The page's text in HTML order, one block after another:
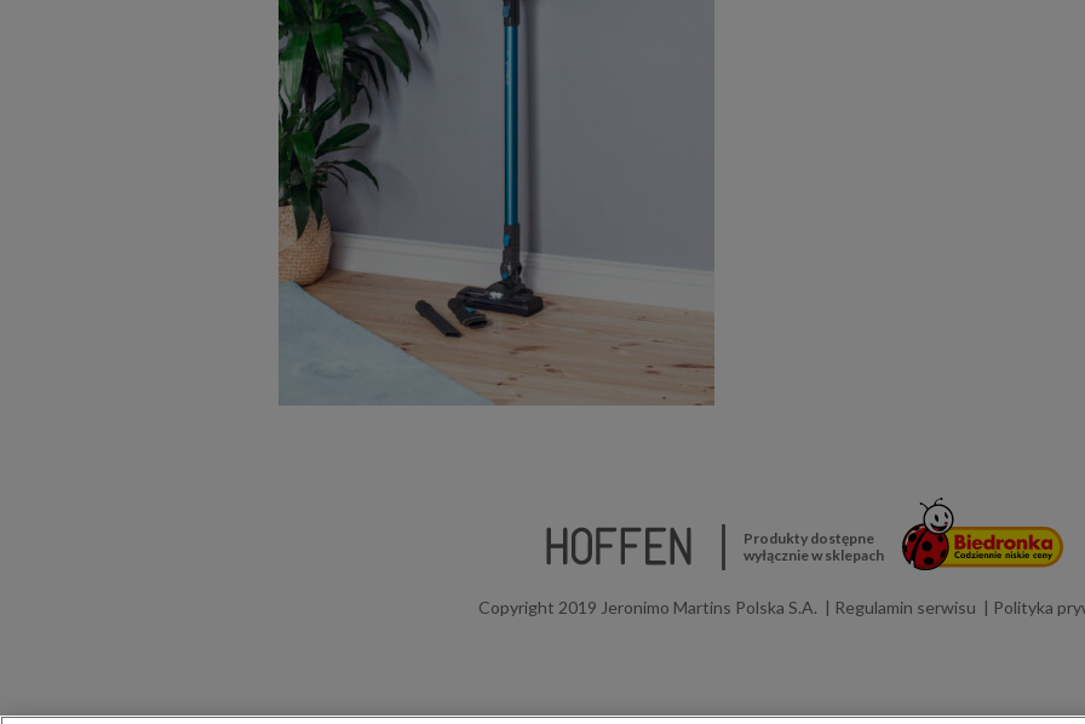
Produkty dostępne
wyłącznie w sklepach
Copyright 2019 Jeronimo Martins Polska S.A. Regulamin serwisu Polityka